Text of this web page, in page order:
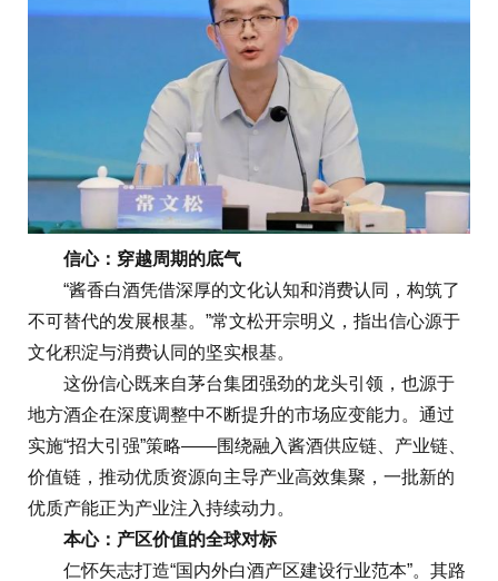
信心：穿越周期的底气
“酱香白酒凭借深厚的文化认知和消费认同，构筑了
不可替代的发展根基。”常文松开宗明义，指出信心源于
文化积淀与消费认同的坚实根基。
这份信心既来自茅台集团强劲的龙头引领，也源于
地方酒企在深度调整中不断提升的市场应变能力。通过
实施“招大引强”策略——围绕融入酱酒供应链、产业链、
价值链，推动优质资源向主导产业高效集聚，一批新的
优质产能正为产业注入持续动力。
本心：产区价值的全球对标
仁怀矢志打造“国内外白酒产区建设行业范本”。其路